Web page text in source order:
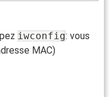
iwconfig: vous
MAC)